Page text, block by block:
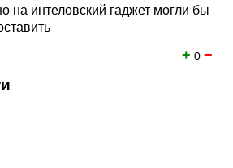
на интеловский гаджет могли бы
+ 0 −